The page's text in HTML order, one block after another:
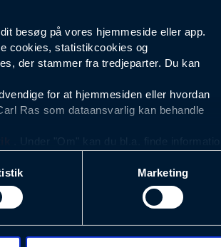
besøg på vores hjemmeside eller app.
cookies, statistikcookies og
der stammer fra tredjeparter. Du kan
for at hjemmesiden eller hvordan
Ras som dataansvarlig kan behandle
. Under "Om" kan du bl.a. finde information
og effektiviteten af vores
og som derfor skal være nemme at
browsertype, søgeord, IP-adresse,
Marketing